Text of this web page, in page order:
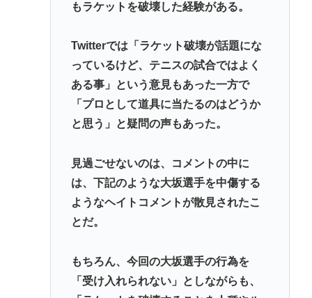
もラケットを破壊した経験がある。
Twitterでは「ラケット破壊が話題にな
っているけど、テニスの試合ではよく
ある事」という意見もあった一方で
「プロとして道具に当たるのはどうか
と思う」と疑問の声もあった。
見過ごせないのは、コメントの中に
は、下記のような大坂選手を中傷する
ようなヘイトコメントが散見されたこ
とだ。
もちろん、今回の大坂選手の行為を
「受け入れられない」としながらも、